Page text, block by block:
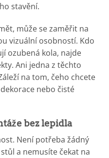
stavění.
může se zaměřit na
vizuální osobností. Kdo
ozubená kola, najde
Ani jedna z těchto
na tom, čeho chcete
nebo čisté
bez lepidla
Není potřeba žádný
a nemusíte čekat na